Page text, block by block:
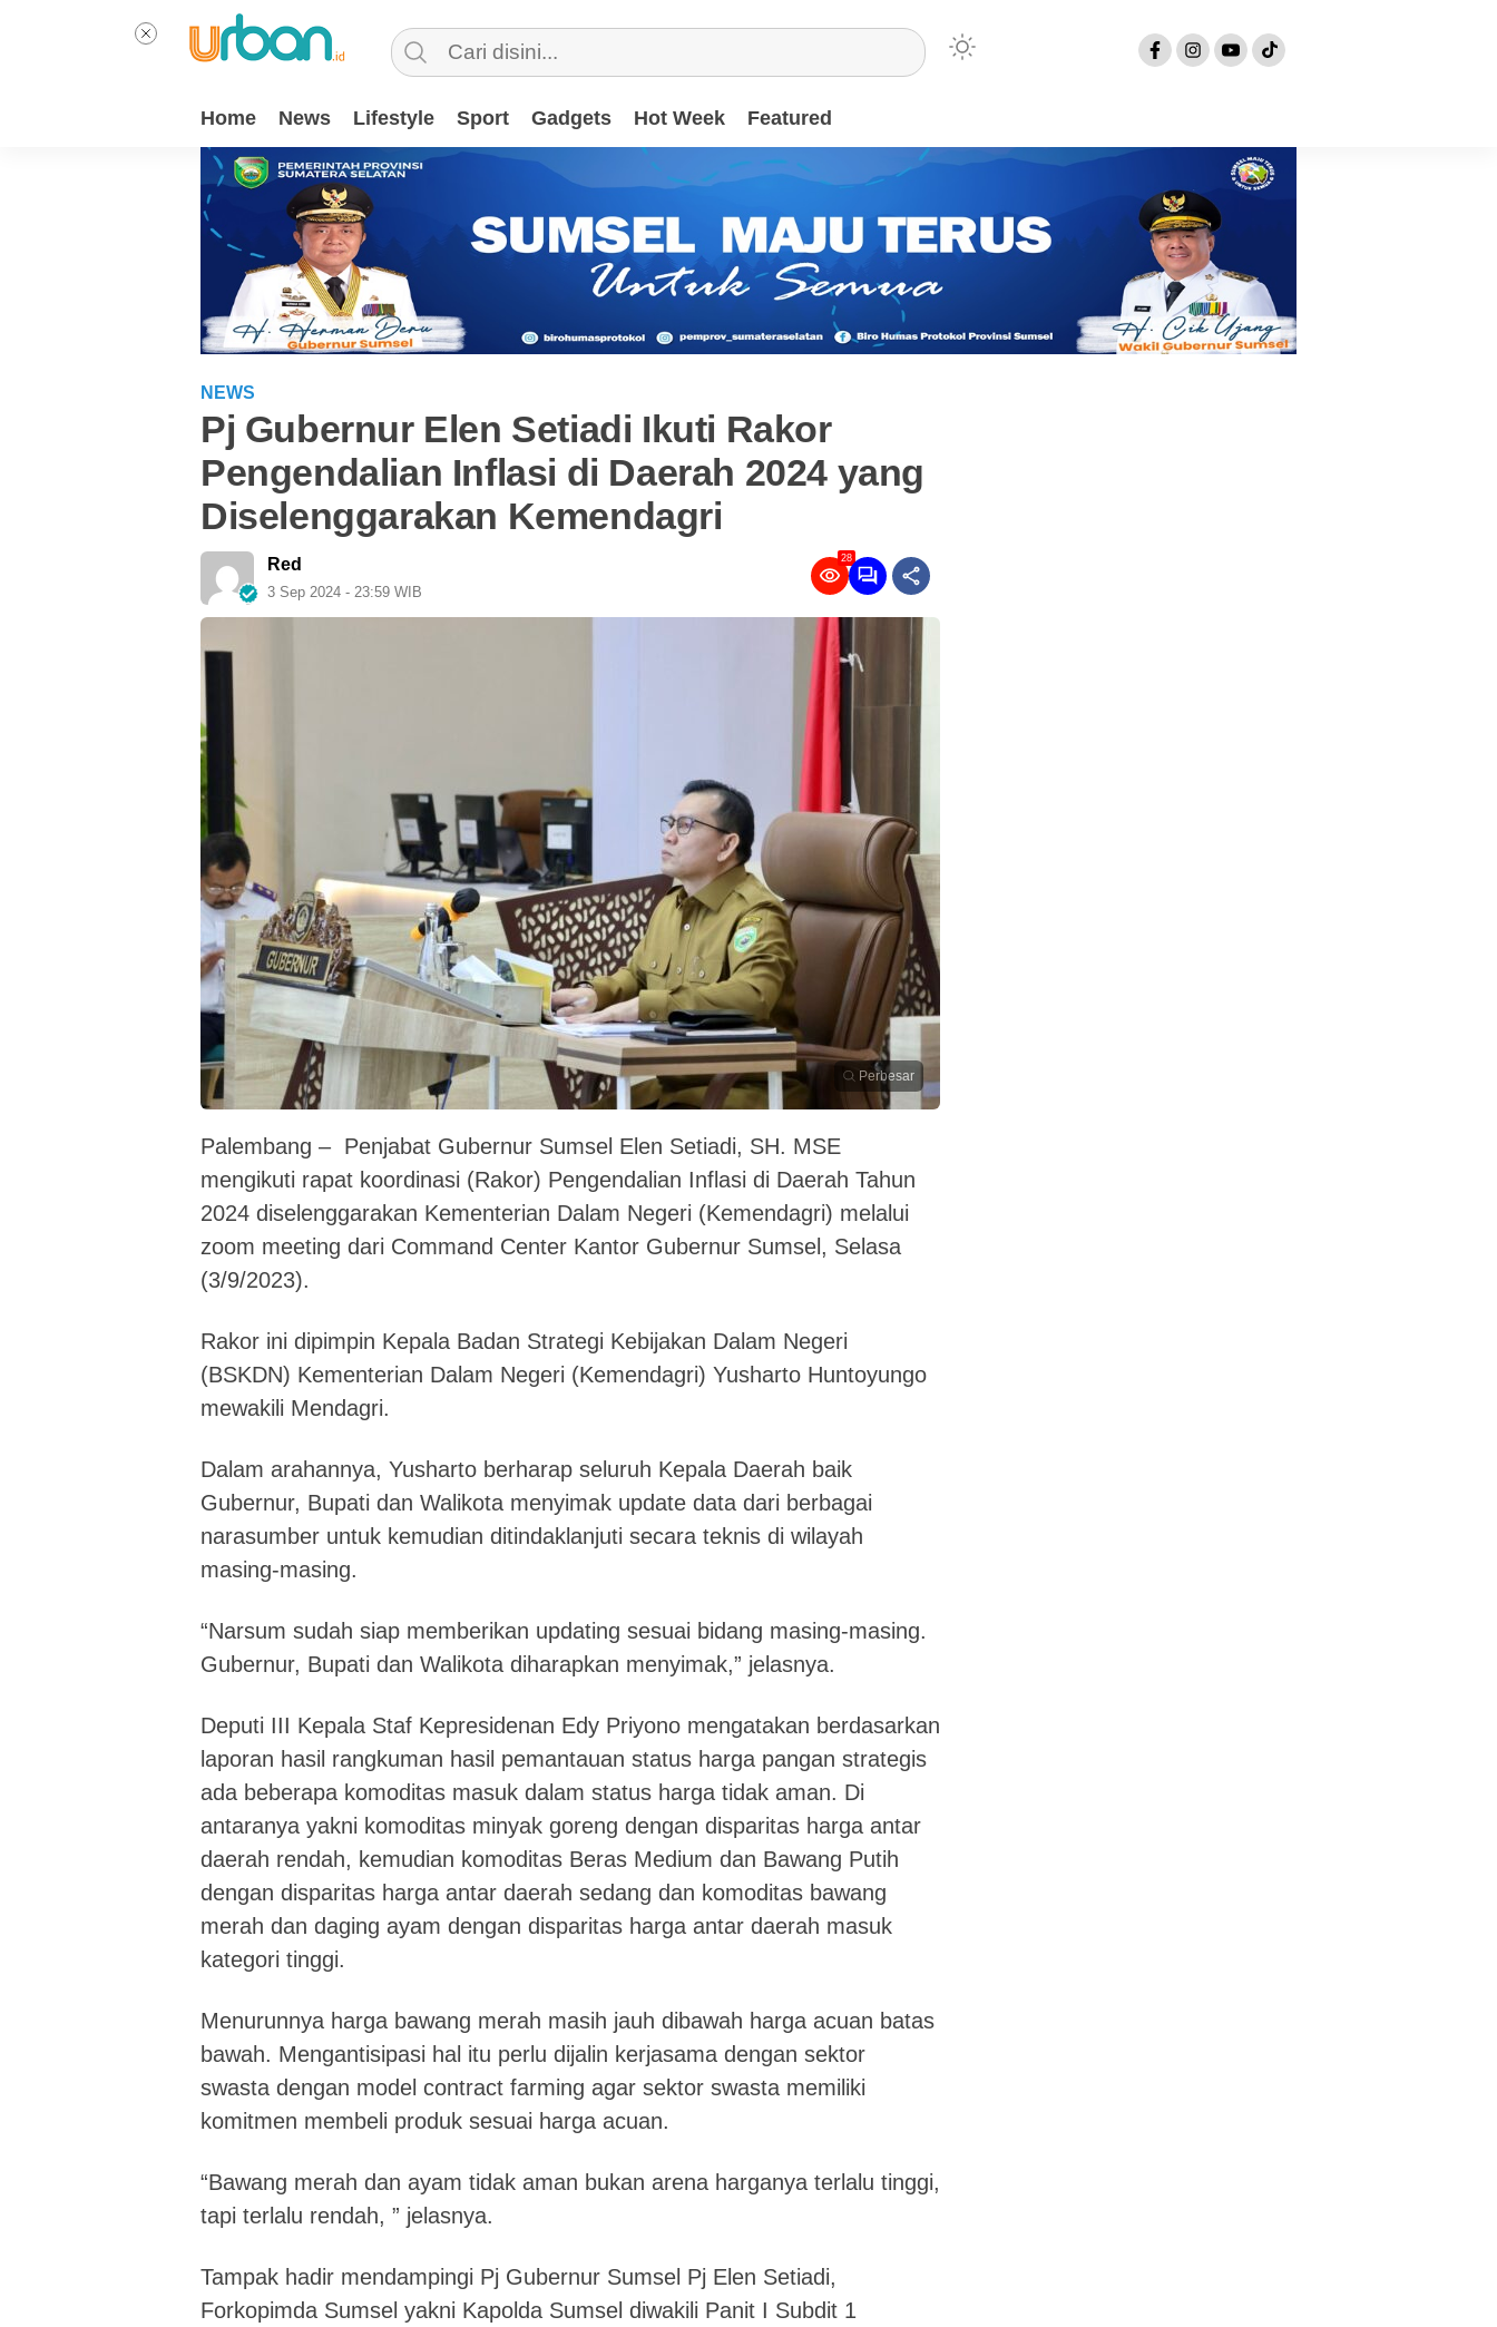
Home News Lifestyle Sport Gadgets Hot Week Featured
NEWS
Pj Gubernur Elen Setiadi Ikuti Rakor
Pengendalian Inflasi di Daerah 2024 yang
Diselenggarakan Kemendagri
Red
3 Sep 2024 - 23:59 WIB
28
Perbesar
Palembang – Penjabat Gubernur Sumsel Elen Setiadi, SH. MSE
mengikuti rapat koordinasi (Rakor) Pengendalian Inflasi di Daerah Tahun
2024 diselenggarakan Kementerian Dalam Negeri (Kemendagri) melalui
zoom meeting dari Command Center Kantor Gubernur Sumsel, Selasa
(3/9/2023).
Rakor ini dipimpin Kepala Badan Strategi Kebijakan Dalam Negeri
(BSKDN) Kementerian Dalam Negeri (Kemendagri) Yusharto Huntoyungo
mewakili Mendagri.
Dalam arahannya, Yusharto berharap seluruh Kepala Daerah baik
Gubernur, Bupati dan Walikota menyimak update data dari berbagai
narasumber untuk kemudian ditindaklanjuti secara teknis di wilayah
masing-masing.
“Narsum sudah siap memberikan updating sesuai bidang masing-masing.
Gubernur, Bupati dan Walikota diharapkan menyimak,” jelasnya.
Deputi III Kepala Staf Kepresidenan Edy Priyono mengatakan berdasarkan
laporan hasil rangkuman hasil pemantauan status harga pangan strategis
ada beberapa komoditas masuk dalam status harga tidak aman. Di
antaranya yakni komoditas minyak goreng dengan disparitas harga antar
daerah rendah, kemudian komoditas Beras Medium dan Bawang Putih
dengan disparitas harga antar daerah sedang dan komoditas bawang
merah dan daging ayam dengan disparitas harga antar daerah masuk
kategori tinggi.
Menurunnya harga bawang merah masih jauh dibawah harga acuan batas
bawah. Mengantisipasi hal itu perlu dijalin kerjasama dengan sektor
swasta dengan model contract farming agar sektor swasta memiliki
komitmen membeli produk sesuai harga acuan.
“Bawang merah dan ayam tidak aman bukan arena harganya terlalu tinggi,
tapi terlalu rendah, ” jelasnya.
Tampak hadir mendampingi Pj Gubernur Sumsel Pj Elen Setiadi,
Forkopimda Sumsel yakni Kapolda Sumsel diwakili Panit I Subdit 1